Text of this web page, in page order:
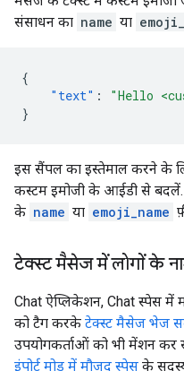
संसाधन का name या
{
"text" : "Hello
}
इस सैंपल का इस्तेमाल करने के
कस्टम इमोजी के आईडी से
के name या emoji_name
टेक्स्ट मैसेज में लोगों के
Chat ऐप्लिकेशन, Chat स्पेस में
को टैग करके टेक्स्ट मैसेज भेज
उपयोगकर्ताओं को भी मेंशन कर
इंपोर्ट मोड में मौजूद स्पेस के